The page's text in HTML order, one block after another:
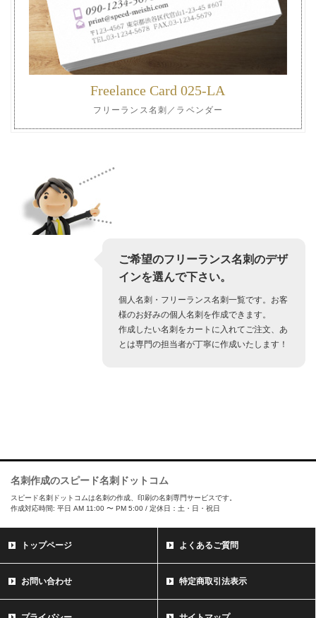
Freelance Card 025-LA
フリーランス名刺／ラベンダー
ご希望のフリーランス名刺のデザ
インを選んで下さい。
個人名刺・フリーランス名刺一覧です。お客
様のお好みの個人名刺を作成できます。
作成したい名刺をカートに入れてご注文、あ
とは専門の担当者が丁寧に作成いたします！
名刺作成のスピード名刺ドットコム
スピード名刺ドットコムは名刺の作成、印刷の名刺専門サービスです。
作成対応時間: 平日 AM 11:00 〜 PM 5:00 / 定休日：土・日・祝日
トップページ よくあるご質問
お問い合わせ 特定商取引法表示